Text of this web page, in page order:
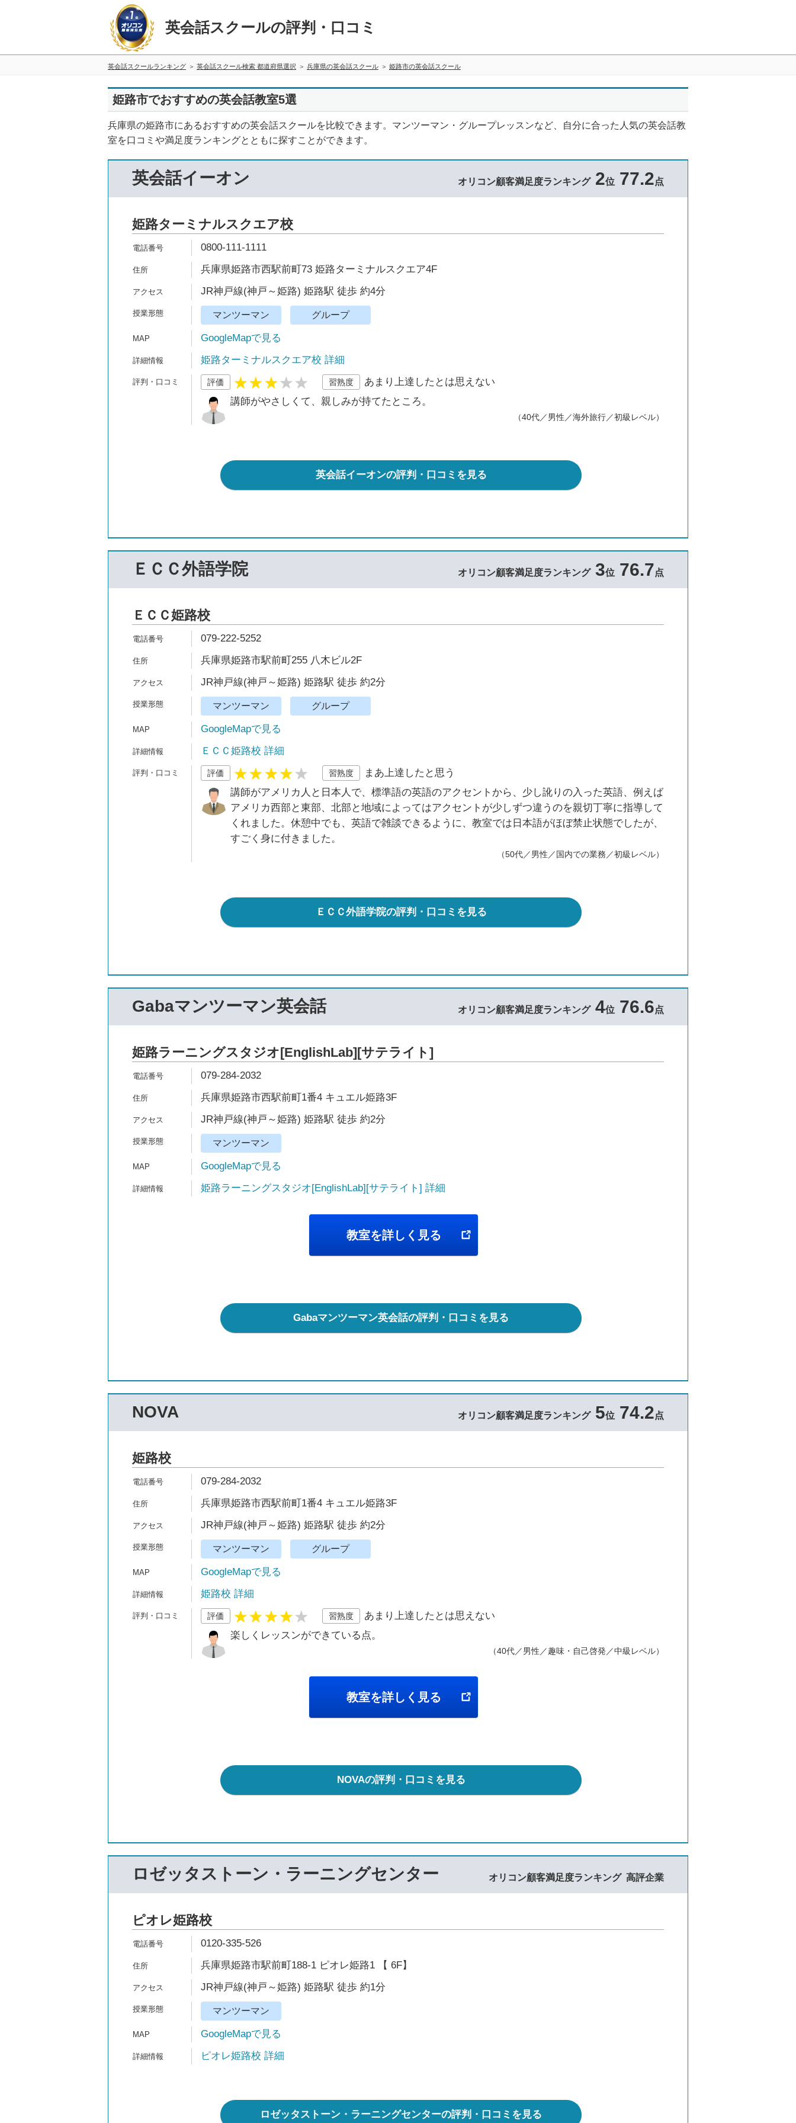
英会話スクールの評判・口コミ
英会話スクールランキング 英会話スクール検索 都道府県選択 兵庫県の英会話スクール 姫路市の英会話スクール
姫路市でおすすめの英会話教室5選
兵庫県の姫路市にあるおすすめの英会話スクールを比較できます。マンツーマン・グループレッスンなど、自分に合った人気の英会話教
室を口コミや満足度ランキングとともに探すことができます。
英会話イーオン オリコン顧客満足度ランキング2位 77.2点
姫路ターミナルスクエア校
0800-111-1111
兵庫県姫路市西駅前町73 姫路ターミナルスクエア4F
JR神戸線(神戸～姫路) 姫路駅 徒歩 約4分
マンツーマン グループ
GoogleMapで見る
姫路ターミナルスクエア校 詳細
評価 習熟度
あまり上達したとは思えない
講師がやさしくて、親しみが持てたところ。
（40代／男性／海外旅行／初級レベル）
英会話イーオンの評判・口コミを見る
ＥＣＣ外語学院 オリコン顧客満足度ランキング3位 76.7点
ＥＣＣ姫路校
079-222-5252
兵庫県姫路市駅前町255 八木ビル2F
JR神戸線(神戸～姫路) 姫路駅 徒歩 約2分
マンツーマン グループ
GoogleMapで見る
ＥＣＣ姫路校 詳細
評価 習熟度
まあ上達したと思う
講師がアメリカ人と日本人で、標準語の英語のアクセントから、少し訛りの入った英語、例えば
アメリカ西部と東部、北部と地域によってはアクセントが少しずつ違うのを親切丁寧に指導して
くれました。休憩中でも、英語で雑談できるように、教室では日本語がほぼ禁止状態でしたが、
すごく身に付きました。
（50代／男性／国内での業務／初級レベル）
ＥＣＣ外語学院の評判・口コミを見る
Gabaマンツーマン英会話 オリコン顧客満足度ランキング4位 76.6点
姫路ラーニングスタジオ[EnglishLab][サテライト]
079-284-2032
兵庫県姫路市西駅前町1番4 キュエル姫路3F
JR神戸線(神戸～姫路) 姫路駅 徒歩 約2分
マンツーマン
GoogleMapで見る
姫路ラーニングスタジオ[EnglishLab][サテライト] 詳細
教室を詳しく見る
Gabaマンツーマン英会話の評判・口コミを見る
NOVA オリコン顧客満足度ランキング5位 74.2点
姫路校
079-284-2032
兵庫県姫路市西駅前町1番4 キュエル姫路3F
JR神戸線(神戸～姫路) 姫路駅 徒歩 約2分
マンツーマン グループ
GoogleMapで見る
姫路校 詳細
評価 習熟度
あまり上達したとは思えない
楽しくレッスンができている点。
（40代／男性／趣味・自己啓発／中級レベル）
教室を詳しく見る
NOVAの評判・口コミを見る
ロゼッタストーン・ラーニングセンター オリコン顧客満足度ランキング 高評企業
ピオレ姫路校
0120-335-526
兵庫県姫路市駅前町188-1 ピオレ姫路1 【 6F】
JR神戸線(神戸～姫路) 姫路駅 徒歩 約1分
マンツーマン
GoogleMapで見る
ピオレ姫路校 詳細
ロゼッタストーン・ラーニングセンターの評判・口コミを見る